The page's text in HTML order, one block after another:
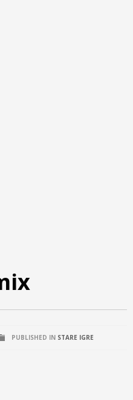
PUBLISHED IN STARE IGRE